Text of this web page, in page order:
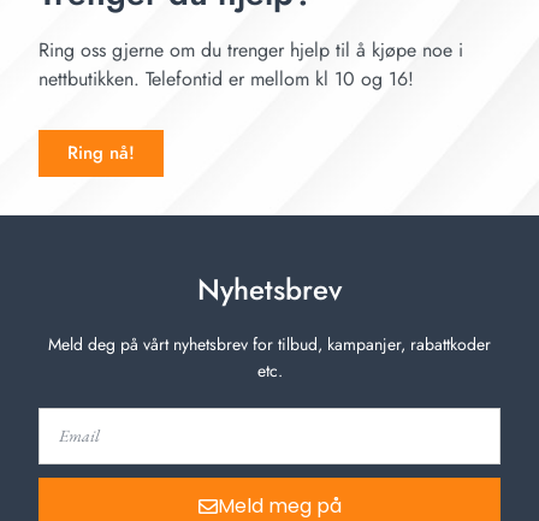
Ring oss gjerne om du trenger hjelp til å kjøpe noe i
nettbutikken. Telefontid er mellom kl 10 og 16!
Ring nå!
Nyhetsbrev
Meld deg på vårt nyhetsbrev for tilbud, kampanjer, rabattkoder
etc.
Meld meg på